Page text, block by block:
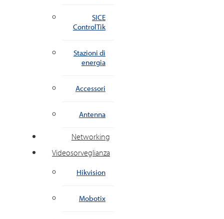
SICE
ControlTik
Stazioni di
energia
Accessori
Antenna
Networking
Videosorveglianza
Hikvision
Mobotix